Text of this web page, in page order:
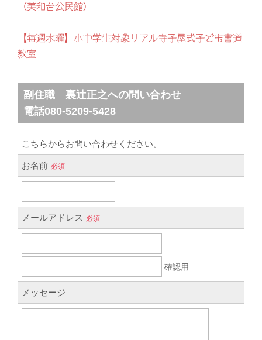
（美和台公民館）
【毎週水曜】小中学生対象リアル寺子屋式子ども書道
教室